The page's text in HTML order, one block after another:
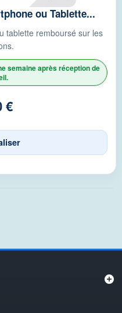
ou Tablette...
tablette remboursé sur les
semaine après réception de
€